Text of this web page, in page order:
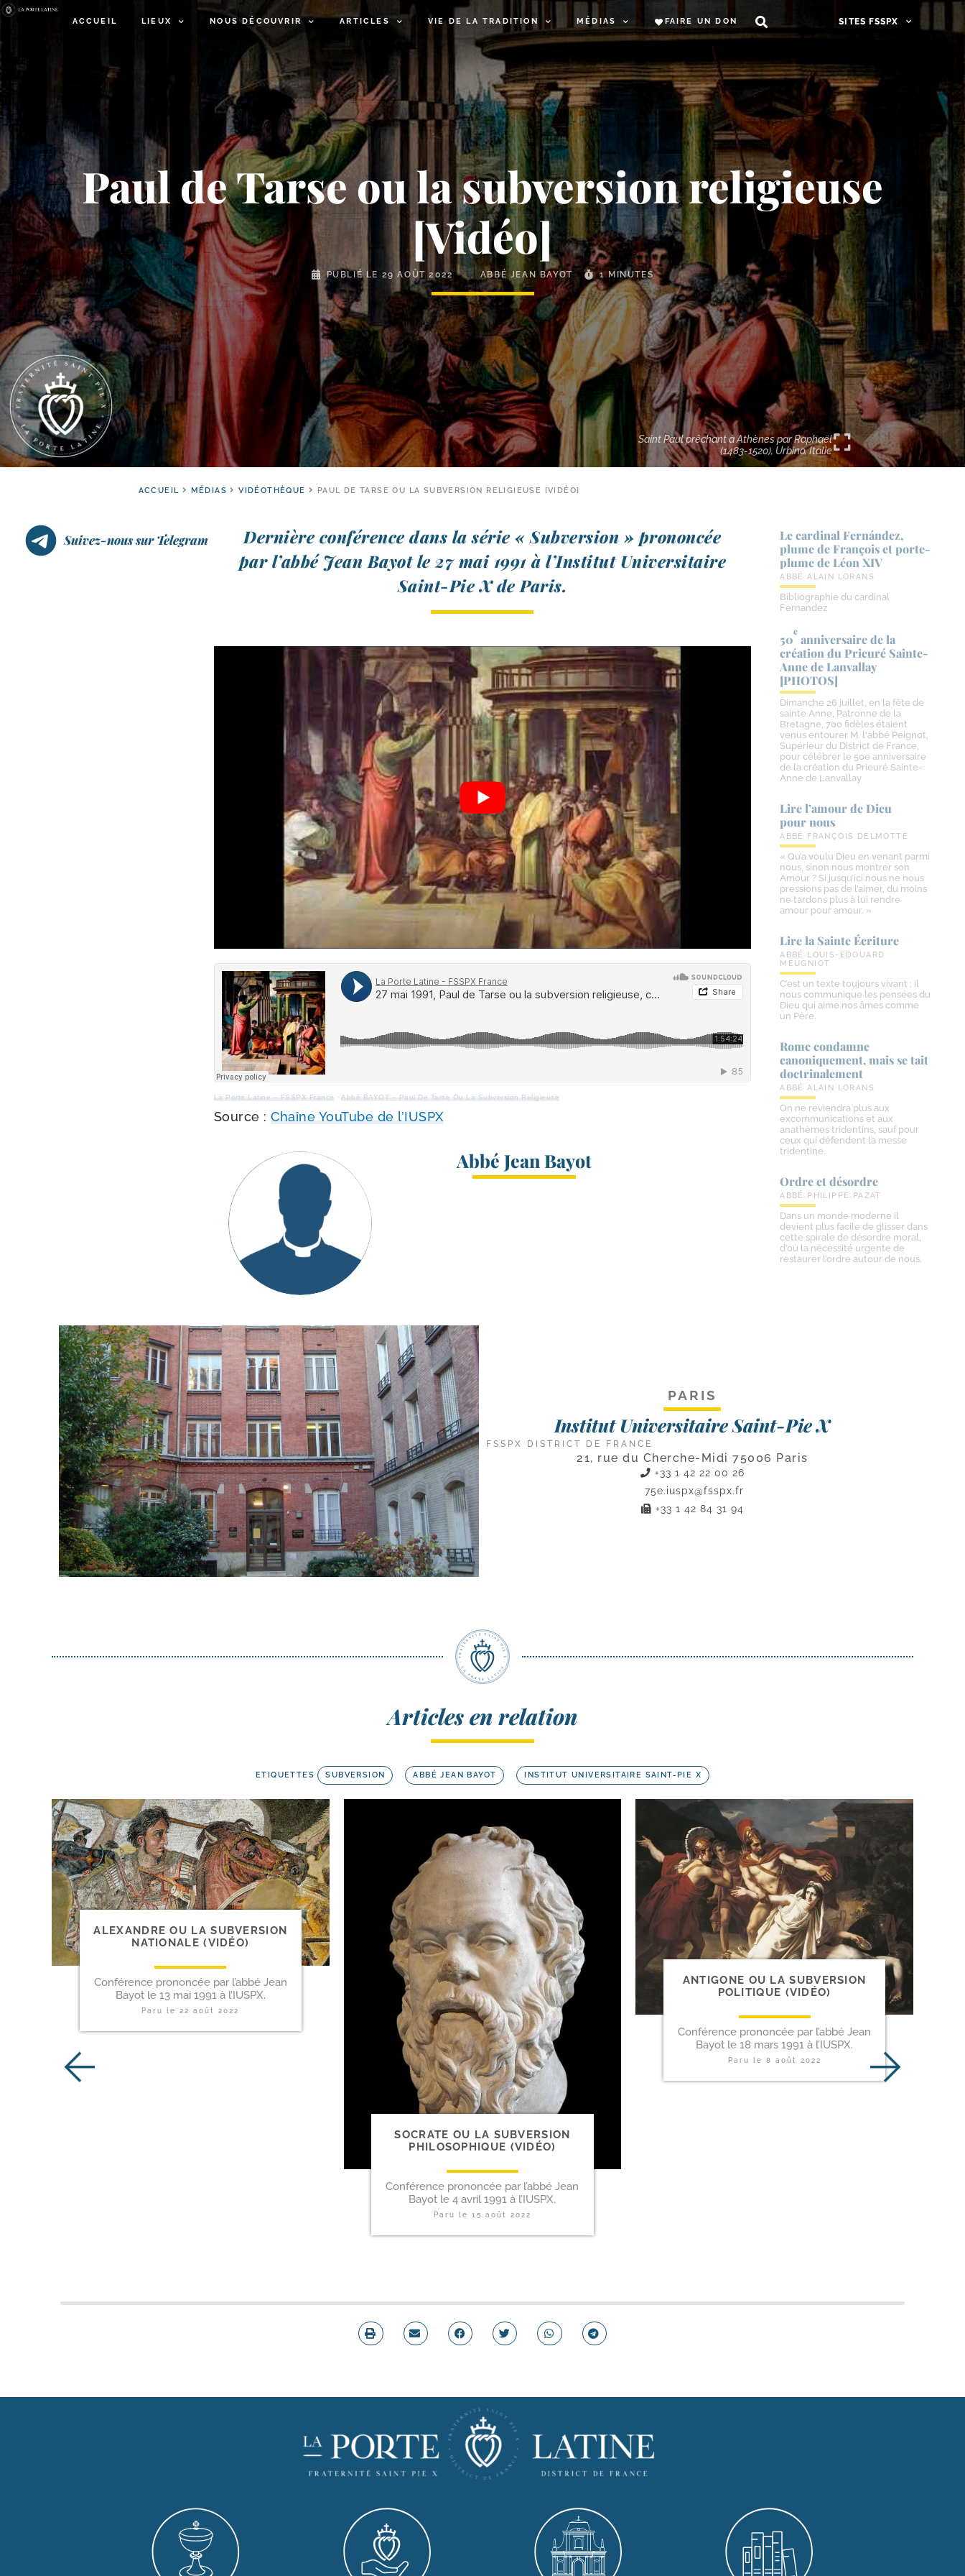
ACCUEIL LIEUX NOUS DÉCOUVRIR ARTICLES VIE DE LA TRADITION MÉDIAS FAIRE UN DON SITES FSSPX
Paul de Tarse ou la subversion religieuse
[Vidéo]
PUBLIÉ LE 29 AOÛT 2022 ABBÉ JEAN BAYOT 1 MINUTES
Saint Paul prêchant à Athènes par Raphaël
(1483-1520), Urbino, Italie
ACCUEIL MÉDIAS VIDÉOTHÈQUE PAUL DE TARSE OU LA SUBVERSION RELIGIEUSE [VIDÉO]
Suivez-nous sur Telegram
Dernière confé­rence dans la série « Subversion » pro­non­cée
par l’abbé Jean Bayot le 27 mai 1991 à l’Institut Universitaire
Saint-​Pie X de Paris.
La Porte Latine – FSSPX France·Abbé BAYOT – Paul De Tarse Ou La Subversion Religieuse
Source :Chaîne YouTube de l’IUSPX
Abbé Jean Bayot
Le cardinal Fernández,
plume de François et porte-​
plume de Léon XIV
ABBÉ ALAIN LORANS
Bibliographie du cardinal
Fernandez
50
e
anniversaire de la
création du Prieuré Sainte-​
Anne de Lanvallay
[PHOTOS]
Dimanche 26 juillet, en la fête de
sainte Anne, Patronne de la
Bretagne, 700 fidèles étaient
venus entourer M. l'abbé Peignot,
Supérieur du District de France,
pour célébrer le 50e anniversaire
de la création du Prieuré Sainte-
Anne de Lanvallay
Lire l’amour de Dieu
pour nous
ABBÉ FRANÇOIS DELMOTTE
« Qu’a voulu Dieu en venant parmi
nous, sinon nous montrer son
Amour ? Si jusqu’ici nous ne nous
pressions pas de l’aimer, du moins
ne tardons plus à lui rendre
amour pour amour. »
Lire la Sainte Écriture
ABBÉ LOUIS-EDOUARD
MEUGNIOT
C’est un texte toujours vivant ; il
nous communique les pensées du
Dieu qui aime nos âmes comme
un Père.
Rome condamne
canoniquement, mais se tait
doctrinalement
ABBÉ ALAIN LORANS
On ne reviendra plus aux
excommunications et aux
anathèmes tridentins, sauf pour
ceux qui défendent la messe
tridentine.
Ordre et désordre
ABBÉ PHILIPPE PAZAT
Dans un monde moderne il
devient plus facile de glisser dans
cette spirale de désordre moral,
d’où la nécessité urgente de
restaurer l’ordre autour de nous.
PARIS
Institut Universitaire Saint-Pie X
FSSPX DISTRICT DE FRANCE
21, rue du Cherche-Midi 75006 Paris
+33 1 42 22 00 26
75e.iuspx@fsspx.fr
+33 1 42 84 31 94
Articles en relation
ETIQUETTES SUBVERSION ABBÉ JEAN BAYOT INSTITUT UNIVERSITAIRE SAINT-PIE X
ALEXANDRE OU LA SUBVERSION
NATIONALE (VIDÉO)
Conférence prononcée par l’abbé Jean
Bayot le 13 mai 1991 à l’IUSPX.
Paru le22 août 2022
SOCRATE OU LA SUBVERSION
PHILOSOPHIQUE (VIDÉO)
Conférence prononcée par l’abbé Jean
Bayot le 4 avril 1991 à l’IUSPX.
Paru le 15 août 2022
ANTIGONE OU LA SUBVERSION
POLITIQUE (VIDÉO)
Conférence prononcée par l’abbé Jean
Bayot le 18 mars 1991 à l’IUSPX.
Paru le 8 août 2022